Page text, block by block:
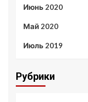
Июнь 2020
Май 2020
Июль 2019
Рубрики